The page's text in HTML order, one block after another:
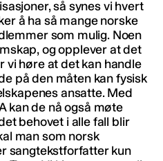
så synes vi hvert
å ha så mange norske
som mulig. Noen
og opplever at det
vi høre at det kan handle
på den måten kan fysisk
ansatte. Med
kan de nå også møte
behovet i alle fall blir
man som norsk
sangtekstforfatter kun